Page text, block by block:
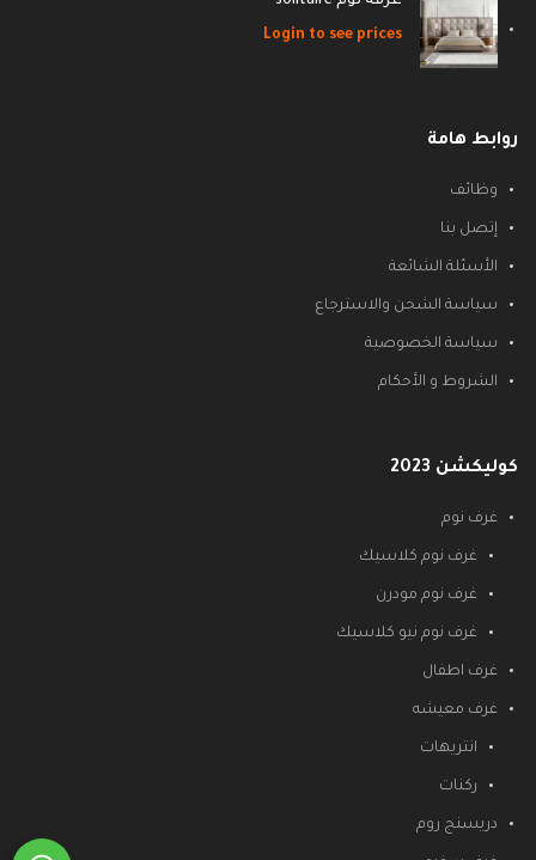
Login to see prices
روابط هامة
وظائف
إتصل بنا
الأسئلة الشائعة
سياسة الشحن والاسترجاع
سياسة الخصوصية
الشروط و الأحكام
كوليكشن 2023
غرف نوم
غرف نوم كلاسيك
غرف نوم مودرن
غرف نوم نيو كلاسيك
غرف اطفال
غرف معيشه
انتريهات
ركنات
دريسنج روم